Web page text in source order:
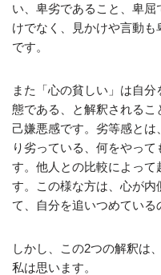
い、卑劣であること、卑
けでなく、見かけや言動も
です。
また「心の貧しい」は自
態である、と解釈されるこ
己嫌悪感です。劣等感とは
り劣っている、何をやっ
す。他人との比較によっ
す。この様な方は、心が内
て、自分を追いつめている
しかし、この2つの解釈は
私は思います。